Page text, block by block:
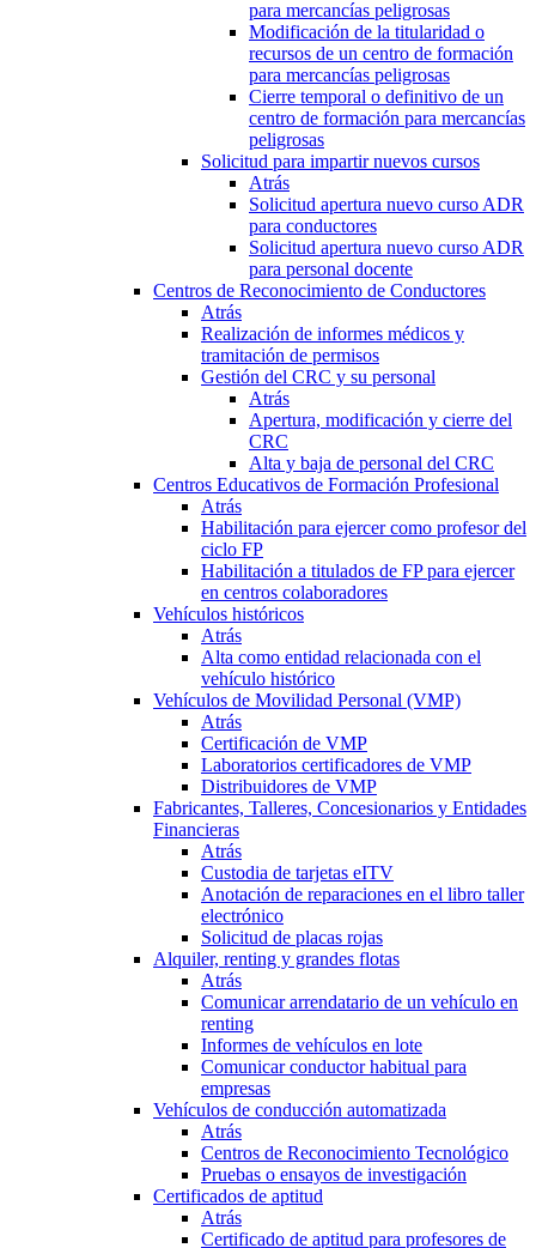
para mercancías peligrosas
Modificación de la titularidad o
recursos de un centro de formación
para mercancías peligrosas
Cierre temporal o definitivo de un
centro de formación para mercancías
peligrosas
Solicitud para impartir nuevos cursos
Atrás
Solicitud apertura nuevo curso ADR
para conductores
Solicitud apertura nuevo curso ADR
para personal docente
Centros de Reconocimiento de Conductores
Atrás
Realización de informes médicos y
tramitación de permisos
Gestión del CRC y su personal
Atrás
Apertura, modificación y cierre del
CRC
Alta y baja de personal del CRC
Centros Educativos de Formación Profesional
Atrás
Habilitación para ejercer como profesor del
ciclo FP
Habilitación a titulados de FP para ejercer
en centros colaboradores
Vehículos históricos
Atrás
Alta como entidad relacionada con el
vehículo histórico
Vehículos de Movilidad Personal (VMP)
Atrás
Certificación de VMP
Laboratorios certificadores de VMP
Distribuidores de VMP
Fabricantes, Talleres, Concesionarios y Entidades
Financieras
Atrás
Custodia de tarjetas eITV
Anotación de reparaciones en el libro taller
electrónico
Solicitud de placas rojas
Alquiler, renting y grandes flotas
Atrás
Comunicar arrendatario de un vehículo en
renting
Informes de vehículos en lote
Comunicar conductor habitual para
empresas
Vehículos de conducción automatizada
Atrás
Centros de Reconocimiento Tecnológico
Pruebas o ensayos de investigación
Certificados de aptitud
Atrás
Certificado de aptitud para profesores de